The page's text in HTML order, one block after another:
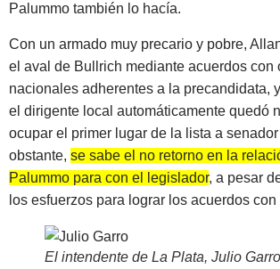
Palummo también lo hacía.
Con un armado muy precario y pobre,
el aval de Bullrich mediante acuerdos con
nacionales adherentes a la precandidata,
el dirigente local automáticamente quedó
ocupar el primer lugar de la lista a
obstante, se sabe el no retorno en la
Palummo para con el legislador, a pesar
los esfuerzos para lograr los acuerdos con
El intendente de La Plata, Julio Garro